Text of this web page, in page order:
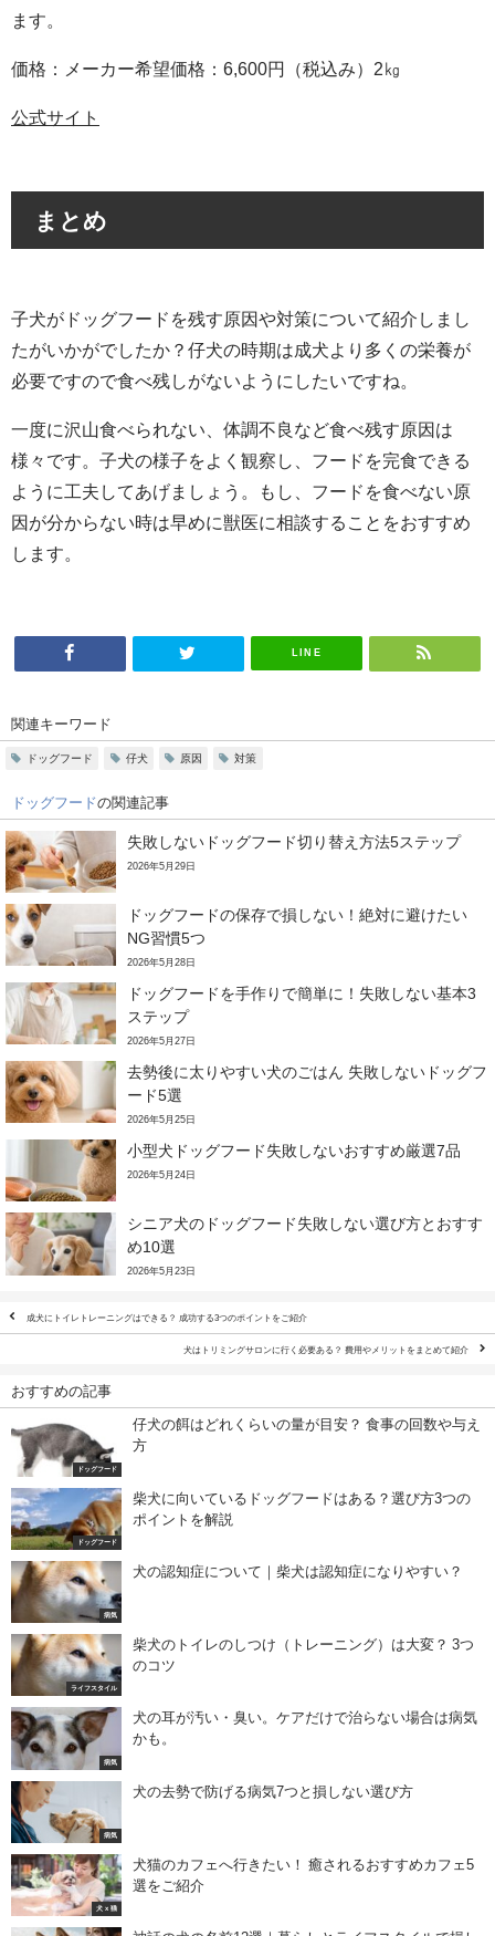
ます。
価格：メーカー希望価格：6,600円（税込み）2㎏
公式サイト
まとめ
子犬がドッグフードを残す原因や対策について紹介しまし
たがいかがでしたか？仔犬の時期は成犬より多くの栄養が
必要ですので食べ残しがないようにしたいですね。
一度に沢山食べられない、体調不良など食べ残す原因は
様々です。子犬の様子をよく観察し、フードを完食できる
ように工夫してあげましょう。もし、フードを食べない原
因が分からない時は早めに獣医に相談することをおすすめ
します。
LINE
関連キーワード
ドッグフード 仔犬 原因 対策
ドッグフードの関連記事
失敗しないドッグフード切り替え方法5ステップ
2026年5月29日
ドッグフードの保存で損しない！絶対に避けたい
NG習慣5つ
2026年5月28日
ドッグフードを手作りで簡単に！失敗しない基本3
ステップ
2026年5月27日
去勢後に太りやすい犬のごはん 失敗しないドッグフ
ード5選
2026年5月25日
小型犬ドッグフード失敗しないおすすめ厳選7品
2026年5月24日
シニア犬のドッグフード失敗しない選び方とおすす
め10選
2026年5月23日
成犬にトイレトレーニングはできる？ 成功する3つのポイントをご紹介
犬はトリミングサロンに行く必要ある？ 費用やメリットをまとめて紹介
おすすめの記事
ドッグフード
仔犬の餌はどれくらいの量が目安？ 食事の回数や与え
方
ドッグフード
柴犬に向いているドッグフードはある？選び方3つの
ポイントを解説
病気
犬の認知症について｜柴犬は認知症になりやすい？
ライフスタイル
柴犬のトイレのしつけ（トレーニング）は大変？ 3つ
のコツ
病気
犬の耳が汚い・臭い。ケアだけで治らない場合は病気
かも。
病気
犬の去勢で防げる病気7つと損しない選び方
犬 x 猫
犬猫のカフェへ行きたい！ 癒されるおすすめカフェ5
選をご紹介